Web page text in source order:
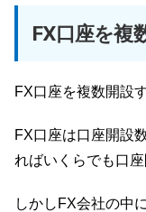
FX口座を複
FX口座を複数開設
FX口座は口座開設
ればいくらでも口座
しかしFX会社の中